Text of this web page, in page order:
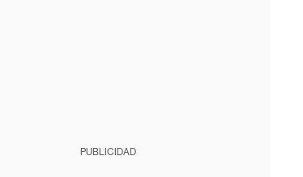
PUBLICIDAD